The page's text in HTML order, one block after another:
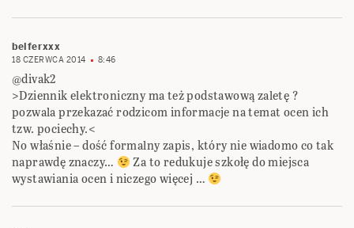
belferxxx
18 CZERWCA 2014 8:46
@divak2
>Dziennik elektroniczny ma też podstawową zaletę ?
pozwala przekazać rodzicom informacje na temat ocen ich
tzw. pociechy.<
No właśnie – dość formalny zapis, który nie wiadomo co tak
naprawdę znaczy…
Za to redukuje szkołę do miejsca
wystawiania ocen i niczego więcej …